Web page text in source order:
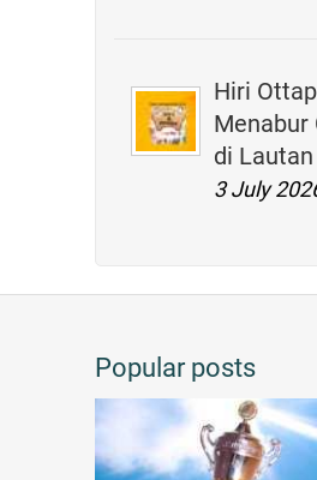
Hiri
Menabur
di Lautan
3 July
Popular posts